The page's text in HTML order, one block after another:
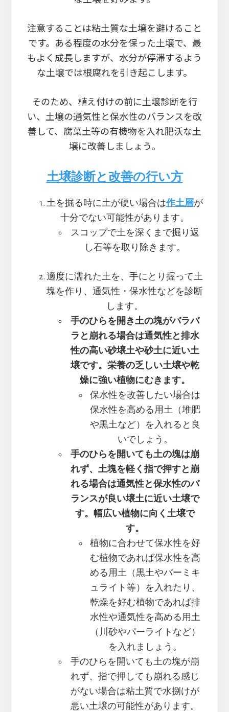
注意することは粘土質な土壌を避けること
です。ある程度の水分を保った土壌で、最
もよく成長しますが、水分が停滞するよう
な土壌では根腐れを引き起こします。
そのため、植え付けの前に土壌診断を行
い、土壌の通気性と保水性のバランスを改
善して、腐葉土等の有機物を入れ肥沃な土
壌に改善しましょう。
土壌診断と改善の行い方
土を掘る時に土が硬い場合は作土層が
十分でない可能性があります。
スコップで土を深くまで掘り返
し石等を取り除きます。
適度に濡れた土を、手にとり握って土
塊を作り、通気性・保水性などを診断
します。
手のひらを開き土の塊がバラバ
ラと崩れる場合は通気性と排水
性の高い砂壌土や砂土に近い土
壌です。栄養の乏しい土壌や乾
燥に強い植物にむきます。
保水性を改善したい場合は
保水性を高める用土（堆肥
や黒土など）を入れると良
いでしょう。
手のひらを開いても土の塊は崩
れず、土塊を軽く指で押すと崩
れる場合は通気性と保水性のバ
ランスが良い壌土に近い土壌で
す。幅広い植物に向く土壌で
す。
植物に合わせて保水性を好
む植物であれば保水性を高
める用土（黒土やバーミキ
ュライト等）を入れたり、
乾燥を好む植物であれば排
水性や通気性を高める用土
（川砂やパーライトなど）
を入れましょう。
手のひらを開いても土の塊が崩
れず、指で押しても崩れる感じ
がない場合は粘土質で水捌けが
悪い土壌の可能性があります。